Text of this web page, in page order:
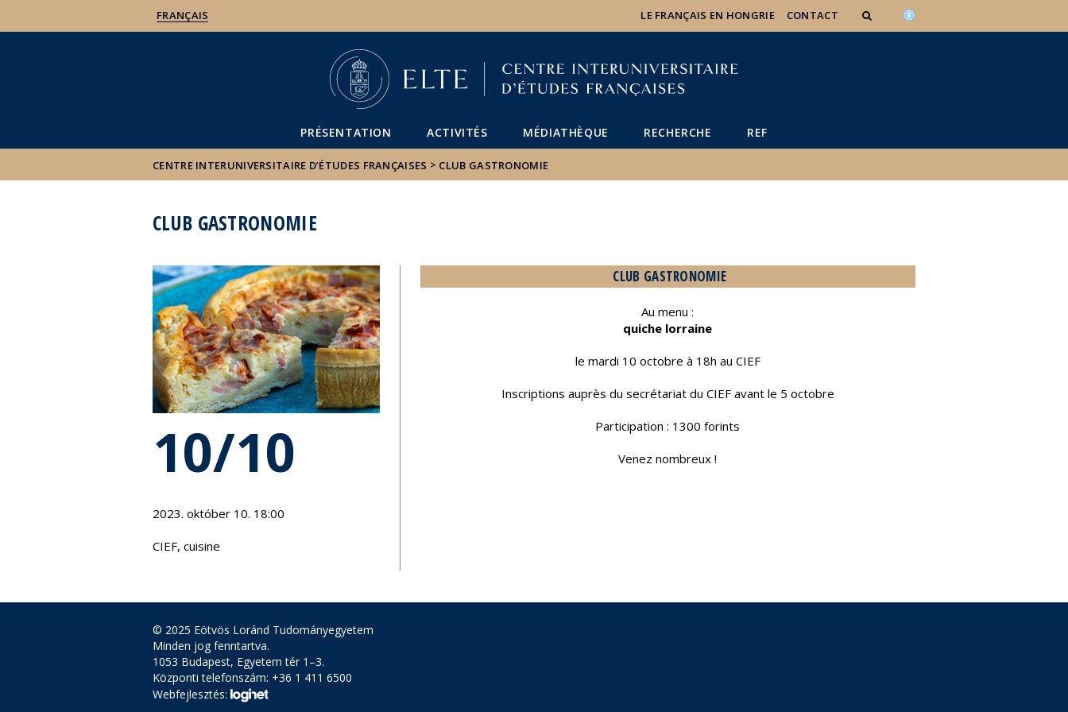
FRANÇAIS LE FRANÇAIS EN HONGRIE CONTACT
PRÉSENTATION ACTIVITÉS MÉDIATHÈQUE RECHERCHE REF
CENTRE INTERUNIVERSITAIRE D’ÉTUDES FRANÇAISES > CLUB GASTRONOMIE
CLUB GASTRONOMIE
10/10
2023. október 10. 18:00
CIEF, cuisine
CLUB GASTRONOMIE
Au menu :
quiche lorraine
le mardi 10 octobre à 18h au CIEF
Inscriptions auprès du secrétariat du CIEF avant le 5 octobre
Participation : 1300 forints
Venez nombreux !
© 2025 Eötvös Loránd Tudományegyetem
Minden jog fenntartva.
1053 Budapest, Egyetem tér 1–3.
Központi telefonszám: +36 1 411 6500
Webfejlesztés: